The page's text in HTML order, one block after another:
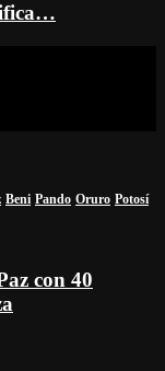
Beni Pando Oruro Potosí
con 40